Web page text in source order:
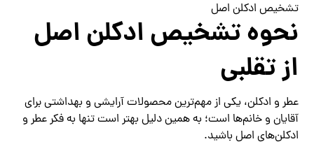
تشخیص ادکلن اصل
نحوه تشخیص ادکلن اصل
از تقلبی
عطر و ادکلن، یکی از مهم‌ترین محصولات آرایشی و بهداشتی برای
آقایان و خانم‌ها است؛ به همین دلیل بهتر است تنها به فکر عطر و
ادکلن‌های اصل باشید.